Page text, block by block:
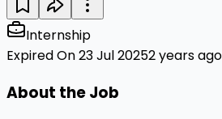
Internship
Expired On 23 Jul 20252 years ago
About the Job